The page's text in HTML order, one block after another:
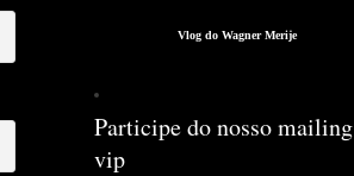
Vlog do Wagner Merije
Participe do nosso mailing
vip